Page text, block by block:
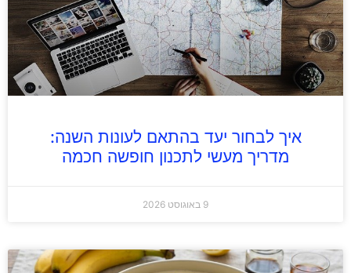
איך לבחור יעד בהתאם לעונות השנה:
מדריך מעשי לתכנון חופשה חכמה
9 באוגוסט 2026